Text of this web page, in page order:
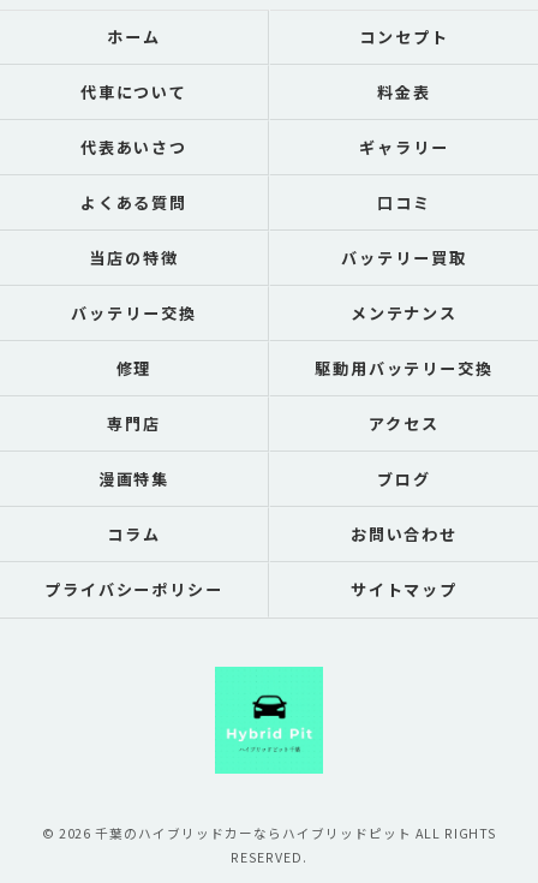
ホーム コンセプト
代車について 料金表
代表あいさつ ギャラリー
よくある質問 口コミ
当店の特徴 バッテリー買取
バッテリー交換 メンテナンス
修理 駆動用バッテリー交換
専門店 アクセス
漫画特集 ブログ
コラム お問い合わせ
プライバシーポリシー サイトマップ
© 2026 千葉のハイブリッドカーならハイブリッドピット ALL RIGHTS
RESERVED.